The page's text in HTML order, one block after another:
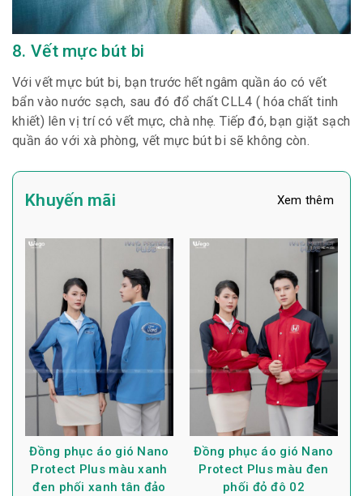
8. Vết mực bút bi
Với vết mực bút bi, bạn trước hết ngâm quần áo có vết
bẩn vào nước sạch, sau đó đổ chất CLL4 ( hóa chất tinh
khiết) lên vị trí có vết mực, chà nhẹ. Tiếp đó, bạn giặt sạch
quần áo với xà phòng, vết mực bút bi sẽ không còn.
Khuyến mãi Xem thêm
Đồng phục áo gió Nano
Protect Plus màu xanh
đen phối xanh tân đảo
Đồng phục áo gió Nano
Protect Plus màu đen
phối đỏ đô 02